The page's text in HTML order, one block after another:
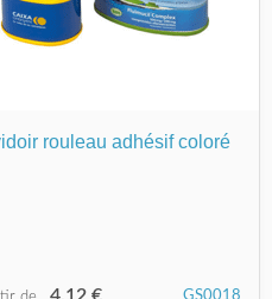
rouleau adhésif coloré
4,12 € GS0018